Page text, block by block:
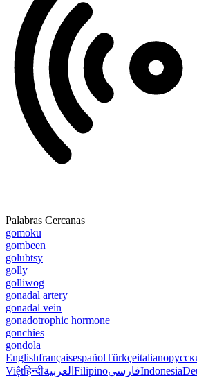
Palabras Cercanas
gomoku
gombeen
golubtsy
golly
golliwog
gonadal artery
gonadal vein
gonadotrophic hormone
gonchies
gondola
EnglishfrançaisespañolTürkçeitaliano
Việtहिन्दीالعربية FilipinoفارسیIndonesia